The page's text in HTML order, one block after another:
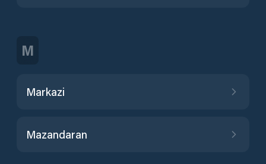
M
Markazi
Mazandaran